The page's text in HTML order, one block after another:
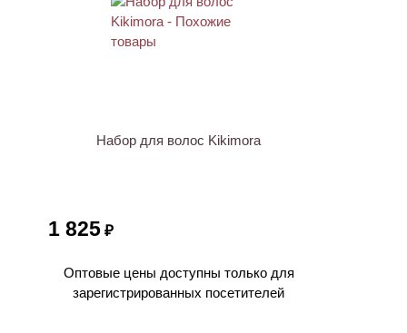
Набор для волос Kikimora
1 825 ₽
Оптовые цены доступны только для
зарегистрированных посетителей